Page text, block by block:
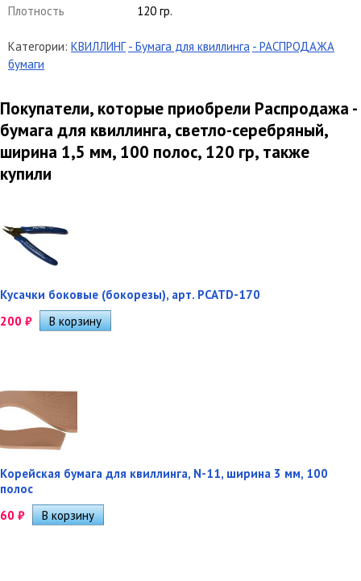
Плотность
120 гр.
Категории: КВИЛЛИНГ - Бумага для квиллинга - РАСПРОДАЖА
бумаги
Покупатели, которые приобрели Распродажа -
бумага для квиллинга, светло-серебряный,
ширина 1,5 мм, 100 полос, 120 гр, также
купили
Кусачки боковые (бокорезы), арт. PCATD-170
200 ₽
Корейская бумага для квиллинга, N-11, ширина 3 мм, 100
полос
60 ₽